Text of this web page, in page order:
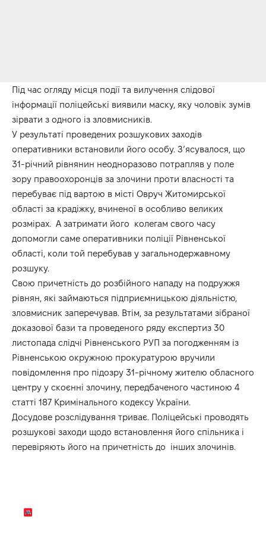
Під час огляду місця події та вилучення слідової
інформації поліцейські виявили маску, яку чоловік зумів
зірвати з одного із зловмисників.
У результаті проведених розшукових заходів
оперативники встановили його особу. З’ясувалося, що
31-річний рівнянин неодноразово потрапляв у поле
зору правоохоронців за злочини проти власності та
перебуває під вартою в місті Овруч Житомирської
області за крадіжку, вчиненої в особливо великих
розмірах. А затримати його колегам свого часу
допомогли саме оперативники поліції Рівненської
області, коли той перебував у загальнодержавному
розшуку.
Свою причетність до розбійного нападу на подружжя
рівнян, які займаються підприємницькою діяльністю,
зловмисник заперечував. Втім, за результатами зібраної
доказової бази та проведеного ряду експертиз 30
листопада слідчі Рівненського РУП за погодженням із
Рівненською окружною прокуратурою вручили
повідомлення про підозру 31-річному жителю обласного
центру у скоєнні злочину, передбаченого частиною 4
статті 187 Кримінального кодексу України.
Досудове розслідування триває. Поліцейські проводять
розшукові заходи щодо встановлення його спільника і
перевіряють його на причетність до інших злочинів.